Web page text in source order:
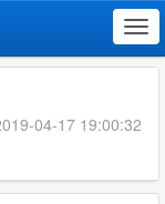
04-17 19:00:32